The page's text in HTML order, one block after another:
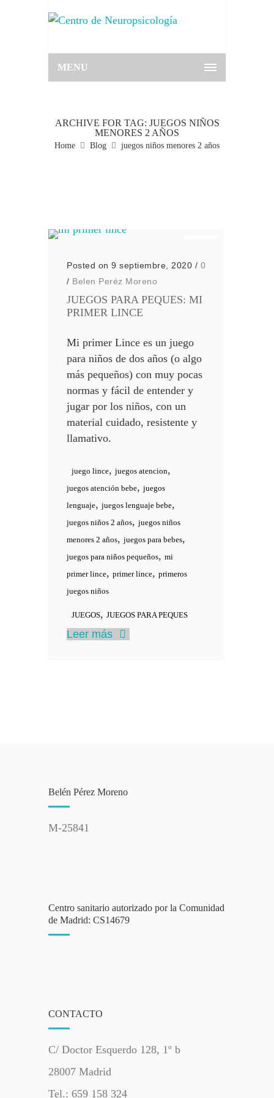
MENU
ARCHIVE FOR TAG: JUEGOS NIÑOS
MENORES 2 AÑOS
Home Blog juegos niños menores 2 años
Posted on 9 septiembre, 2020 / 0
/ Belen Peréz Moreno
JUEGOS PARA PEQUES: MI
PRIMER LINCE
Mi primer Lince es un juego
para niños de dos años (o algo
más pequeños) con muy pocas
normas y fácil de entender y
jugar por los niños, con un
material cuidado, resistente y
llamativo.
juego lince, juegos atencion,
juegos atención bebe, juegos
lenguaje, juegos lenguaje bebe,
juegos niños 2 años, juegos niños
menores 2 años, juegos para bebes,
juegos para niños pequeños, mi
primer lince, primer lince, primeros
juegos niños
JUEGOS, JUEGOS PARA PEQUES
Leer más
Belén Pérez Moreno
M-25841
Centro sanitario autorizado por la Comunidad
de Madrid: CS14679
CONTACTO
C/ Doctor Esquerdo 128, 1º b
28007 Madrid
Tel.: 659 158 324